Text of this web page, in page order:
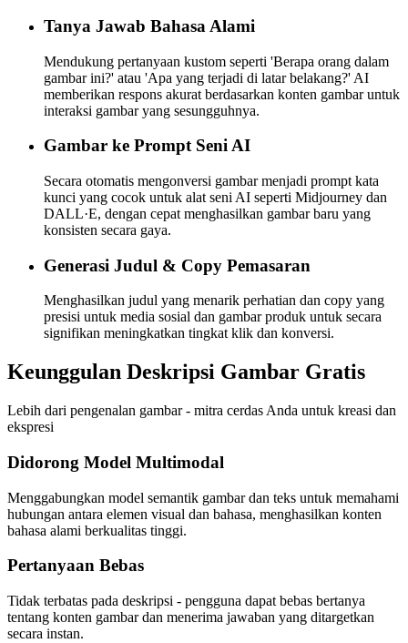
Tanya Jawab Bahasa Alami
Mendukung pertanyaan kustom seperti 'Berapa orang dalam
gambar ini?' atau 'Apa yang terjadi di latar belakang?' AI
memberikan respons akurat berdasarkan konten gambar untuk
interaksi gambar yang sesungguhnya.
Gambar ke Prompt Seni AI
Secara otomatis mengonversi gambar menjadi prompt kata
kunci yang cocok untuk alat seni AI seperti Midjourney dan
DALL·E, dengan cepat menghasilkan gambar baru yang
konsisten secara gaya.
Generasi Judul & Copy Pemasaran
Menghasilkan judul yang menarik perhatian dan copy yang
presisi untuk media sosial dan gambar produk untuk secara
signifikan meningkatkan tingkat klik dan konversi.
Keunggulan Deskripsi Gambar Gratis
Lebih dari pengenalan gambar - mitra cerdas Anda untuk kreasi dan
ekspresi
Didorong Model Multimodal
Menggabungkan model semantik gambar dan teks untuk memahami
hubungan antara elemen visual dan bahasa, menghasilkan konten
bahasa alami berkualitas tinggi.
Pertanyaan Bebas
Tidak terbatas pada deskripsi - pengguna dapat bebas bertanya
tentang konten gambar dan menerima jawaban yang ditargetkan
secara instan.